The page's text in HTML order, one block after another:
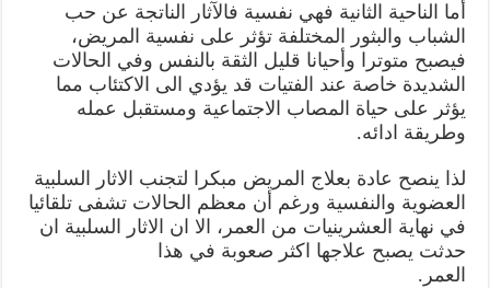
أما الناحية الثانية فهي نفسية فالآثار الناتجة عن حب
الشباب والبثور المختلفة تؤثر على نفسية المريض،
فيصبح متوترا وأحيانا قليل الثقة بالنفس وفي الحالات
الشديدة خاصة عند الفتيات قد يؤدي الى الاكتئاب مما
يؤثر على حياة المصاب الاجتماعية ومستقبل عمله
وطريقة ادائه.
لذا ينصح عادة بعلاج المريض مبكرا لتجنب الاثار السلبية
العضوية والنفسية ورغم أن معظم الحالات تشفی تلقائيا
في نهاية العشرينيات من العمر، الا ان الاثار السلبية ان
حدثت يصبح علاجها اكثر صعوبة في هذا
العمر.